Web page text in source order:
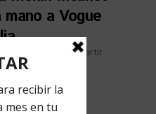
a Vogue
Compartir